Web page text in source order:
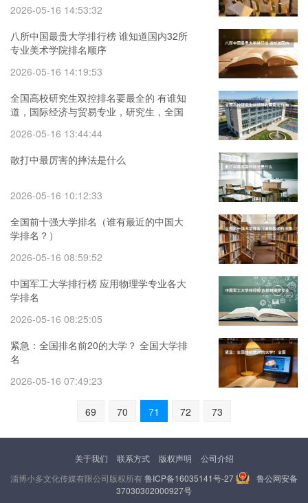
2026-05-16 14:53:32
八所中国最贵大学排行榜 谁知道国内32所
专业美术学院排名顺序
2026-05-16 14:19:53
全国高校研究生双控排名要最全的 有谁知
道，国际经济与贸易专业，研究生，全国
2026-05-16 13:44:44
散打中最厉害的摔法是什么
2026-05-16 10:12:33
全国前十强大学排名（谁有最近的中国大
学排名？）
2026-05-16 08:59:52
中国军工大学排行榜 应用物理学专业各大
学排名
2026-05-16 08:25:05
紧急：全国排名前20的大学？ 全国大学排
名
2026-05-16 07:49:23
69 70 71 72 73
关于我们 联系方式 版权声明
公司介绍
淄博小多文化传媒有限公司版权所有鲁ICP备16035141号-27
鲁公网安备
37030302000927号